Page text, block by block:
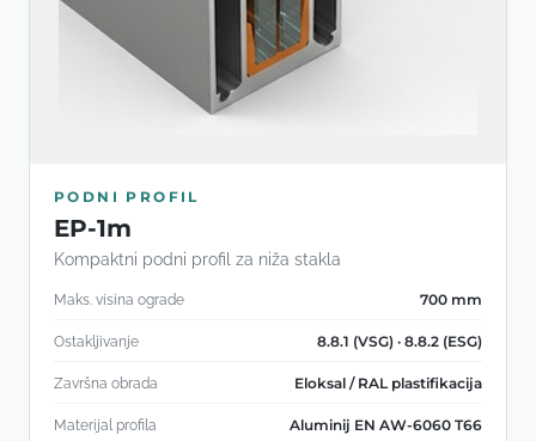
PODNI PROFIL
EP-1m
Kompaktni podni profil za niža stakla
Maks. visina ograde 700 mm
Ostakljivanje 8.8.1 (VSG) · 8.8.2 (ESG)
Završna obrada Eloksal / RAL plastifikacija
Materijal profila Aluminij EN AW-6060 T66